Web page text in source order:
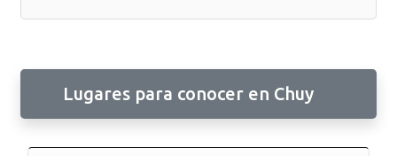
Lugares para conocer en Chuy